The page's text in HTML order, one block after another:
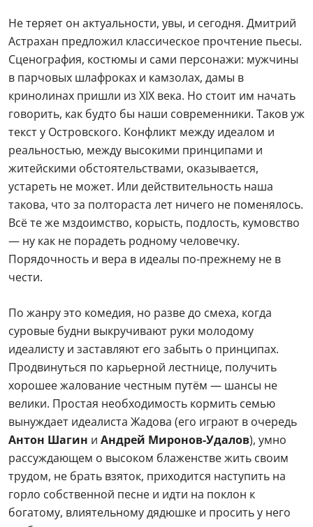
Не теряет он актуальности, увы, и сегодня. Дмитрий
Астрахан предложил классическое прочтение пьесы.
Сценография, костюмы и сами персонажи: мужчины
в парчовых шлафроках и камзолах, дамы в
кринолинах пришли из XIX века. Но стоит им начать
говорить, как будто бы наши современники. Таков уж
текст у Островского. Конфликт между идеалом и
реальностью, между высокими принципами и
житейскими обстоятельствами, оказывается,
устареть не может. Или действительность наша
такова, что за полтораста лет ничего не поменялось.
Всё те же мздоимство, корысть, подлость, кумовство
— ну как не порадеть родному человечку.
Порядочность и вера в идеалы по-прежнему не в
чести.
По жанру это комедия, но разве до смеха, когда
суровые будни выкручивают руки молодому
идеалисту и заставляют его забыть о принципах.
Продвинуться по карьерной лестнице, получить
хорошее жалование честным путём — шансы не
велики. Простая необходимость кормить семью
вынуждает идеалиста Жадова (его играют в очередь
Антон Шагин и Андрей Миронов-Удалов), умно
рассуждающем о высоком блаженстве жить своим
трудом, не брать взяток, приходится наступить на
горло собственной песне и идти на поклон к
богатому, влиятельному дядюшке и просить у него